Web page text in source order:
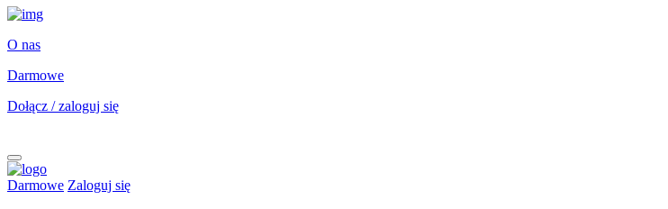
O nas
Darmowe
Dołącz / zaloguj się
Darmowe Zaloguj się